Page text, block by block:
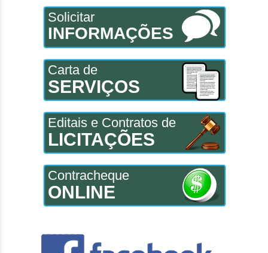
Solicitar
INFORMAÇÕES
Carta de
SERVIÇOS
Editais e Contratos de
LICITAÇÕES
Contracheque
ONLINE